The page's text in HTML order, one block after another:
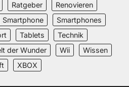
Ratgeber
Renovieren
Smartphone
Smartphones
Tablets
Technik
der Wunder Wii
Wissen
XBOX